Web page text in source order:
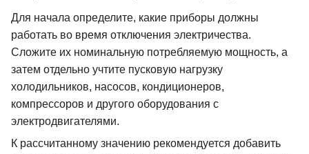
Для начала определите, какие приборы должны
работать во время отключения электричества.
Сложите их номинальную потребляемую мощность, а
затем отдельно учтите пусковую нагрузку
холодильников, насосов, кондиционеров,
компрессоров и другого оборудования с
электродвигателями.
К рассчитанному значению рекомендуется добавить